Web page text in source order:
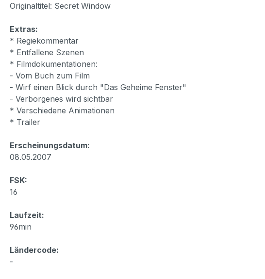
Originaltitel: Secret Window
Extras:
* Regiekommentar
* Entfallene Szenen
* Filmdokumentationen:
- Vom Buch zum Film
- Wirf einen Blick durch "Das Geheime Fenster"
- Verborgenes wird sichtbar
* Verschiedene Animationen
* Trailer
Erscheinungsdatum:
08.05.2007
FSK:
16
Laufzeit:
96min
Ländercode:
-